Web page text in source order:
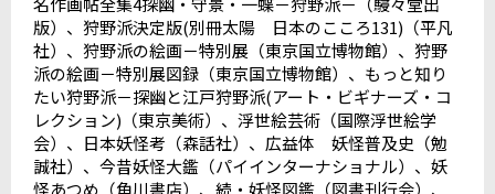
版）、狩野派決定版(別冊太陽 日本のこころ131) （平凡
社）、狩野派の絵画－特別展（東京国立博物館）、狩野
派の絵画－特別展図録（東京国立博物館）、もっと知り
たい狩野派－探幽と江戸狩野派(アート・ビギナーズ・コ
レクション) （東京美術）、浮世絵芸術（国際浮世絵学
会）、日本妖怪考（森話社）、広益体 妖怪普及史（勉
誠社）、今昔妖怪大鑑（パイインターナショナル）、妖
怪あつめ（角川書店）、続・妖怪図鑑（図書刊行会）、